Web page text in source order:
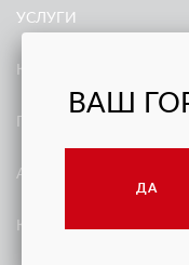
УСЛУГИ
КЕЙСЫ
АКЦИИ
КОНТАКТЫ
ВАШ
ДА